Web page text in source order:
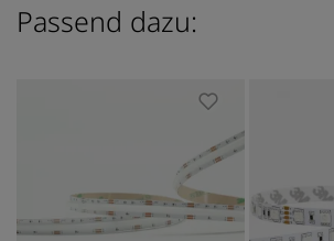
Passend dazu: